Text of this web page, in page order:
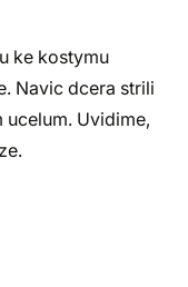
ke kostymu
Navic dcera strili
Uvidime,